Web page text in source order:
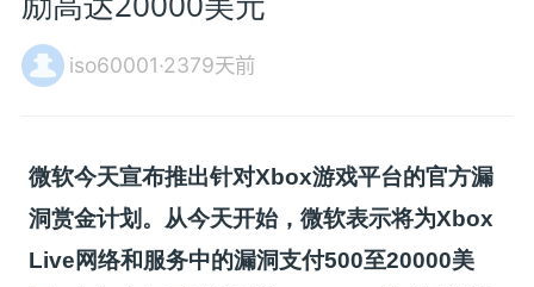
iso60001·2379天前
微软今天宣布推出针对Xbox游戏平台的官方漏
洞赏金计划。从今天开始，微软表示将为Xbox
Live网络和服务中的漏洞支付500至20000美